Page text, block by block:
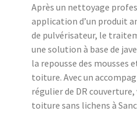
Après un nettoyage
application d’un produit
de pulvérisateur, le
une solution à base de
la repousse des mousses
toiture. Avec un
régulier de DR
toiture sans lichens à